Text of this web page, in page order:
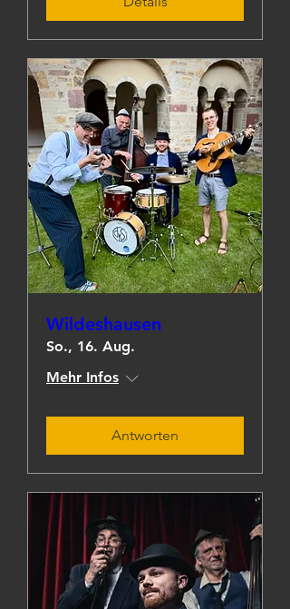
Wildeshausen
So., 16. Aug.
Mehr Infos
Antworten